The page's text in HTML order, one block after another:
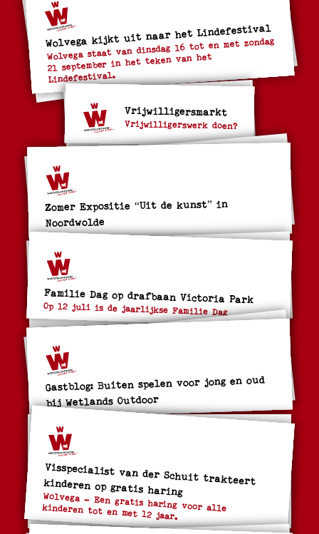
Wolvega kijkt uit naar het Lindefestival
Wolvega staat van dinsdag 16 tot en met zondag
21 september in het teken van het
Lindefestival.
Vrijwilligersmarkt
Vrijwilligerswerk doen?
Zomer Expositie “Uit de kunst” in
Noordwolde
Familie Dag op drafbaan Victoria Park
Op 12 juli is de jaarlijkse Familie Dag
Gastblog: Buiten spelen voor jong en oud
bij Wetlands Outdoor
Visspecialist van der Schuit trakteert kinderen op gratis haring
Wolvega – Een gratis haring voor alle kinderen tot en met 12 jaar.